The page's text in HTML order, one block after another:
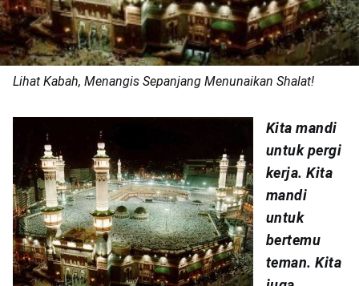
Lihat Kabah, Menangis Sepanjang Menunaikan Shalat!
Kita mandi
untuk pergi
kerja. Kita
mandi
untuk
bertemu
teman. Kita